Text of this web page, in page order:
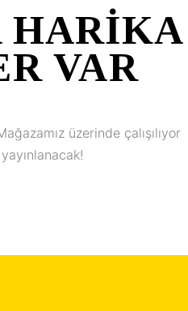
HARIKA
VAR
üzerinde çalışılıyor